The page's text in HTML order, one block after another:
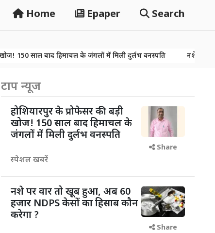
Home Epaper Search
बाद हिमाचल के जंगलों में मिली दुर्लभ वनस्पति
नशे पर वार तो खूब हुआ,
टाप न्यूज
होशियारपुर के प्रोफेसर की बड़ी
खोज! 150 साल बाद हिमाचल के
जंगलों में मिली दुर्लभ वनस्पति
स्पेशल खबरें
Share
नशे पर वार तो खूब हुआ, अब 60
हजार NDPS केसों का हिसाब कौन
करेगा ?
Share